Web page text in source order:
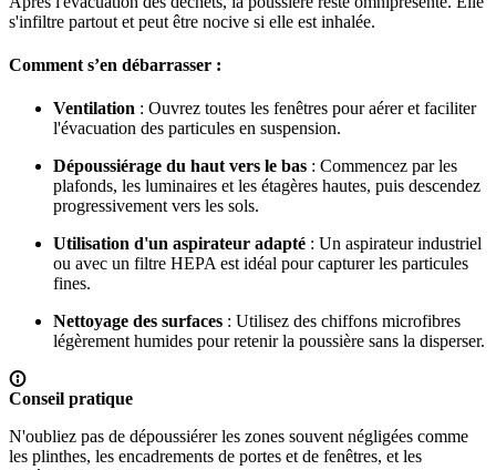
s'infiltre partout et peut être nocive si elle est inhalée.
Comment s’en débarrasser :
Ventilation : Ouvrez toutes les fenêtres pour aérer et faciliter
l'évacuation des particules en suspension.
Dépoussiérage du haut vers le bas : Commencez par les
plafonds, les luminaires et les étagères hautes, puis descendez
progressivement vers les sols.
Utilisation d'un aspirateur adapté : Un aspirateur industriel
ou avec un filtre HEPA est idéal pour capturer les particules
fines.
Nettoyage des surfaces : Utilisez des chiffons microfibres
légèrement humides pour retenir la poussière sans la disperser.
Conseil pratique
N'oubliez pas de dépoussiérer les zones souvent négligées comme
les plinthes, les encadrements de portes et de fenêtres, et les